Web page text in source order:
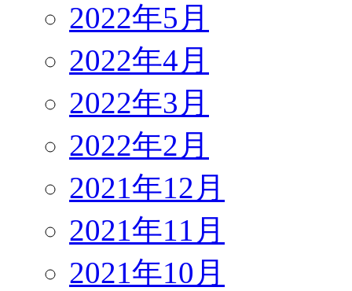
2022年5月
2022年4月
2022年3月
2022年2月
2021年12月
2021年11月
2021年10月